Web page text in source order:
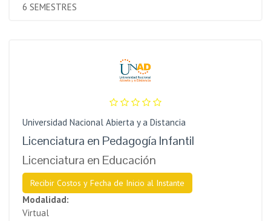
6 SEMESTRES
Universidad Nacional Abierta y a Distancia
Licenciatura en Pedagogía Infantil
Licenciatura en Educación
Recibir Costos y Fecha de Inicio al Instante
Modalidad:
Virtual